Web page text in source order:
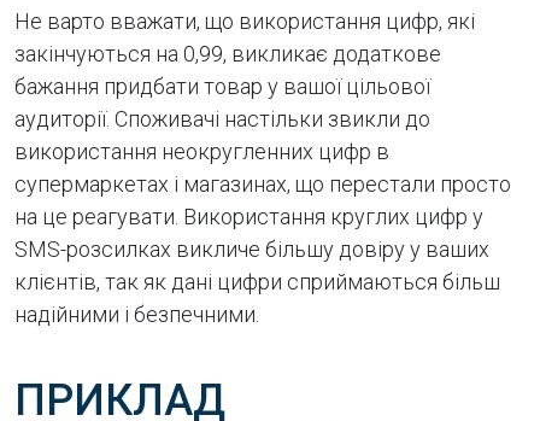
Не варто вважати, що використання цифр, які
закінчуються на 0,99, викликає додаткове
бажання придбати товар у вашої цільової
аудиторії. Споживачі настільки звикли до
використання неокругленних цифр в
супермаркетах і магазинах, що перестали просто
на це реагувати. Використання круглих цифр у
SMS-розсилках викличе більшу довіру у ваших
клієнтів, так як дані цифри сприймаються більш
надійними і безпечними.
ПРИКЛАД